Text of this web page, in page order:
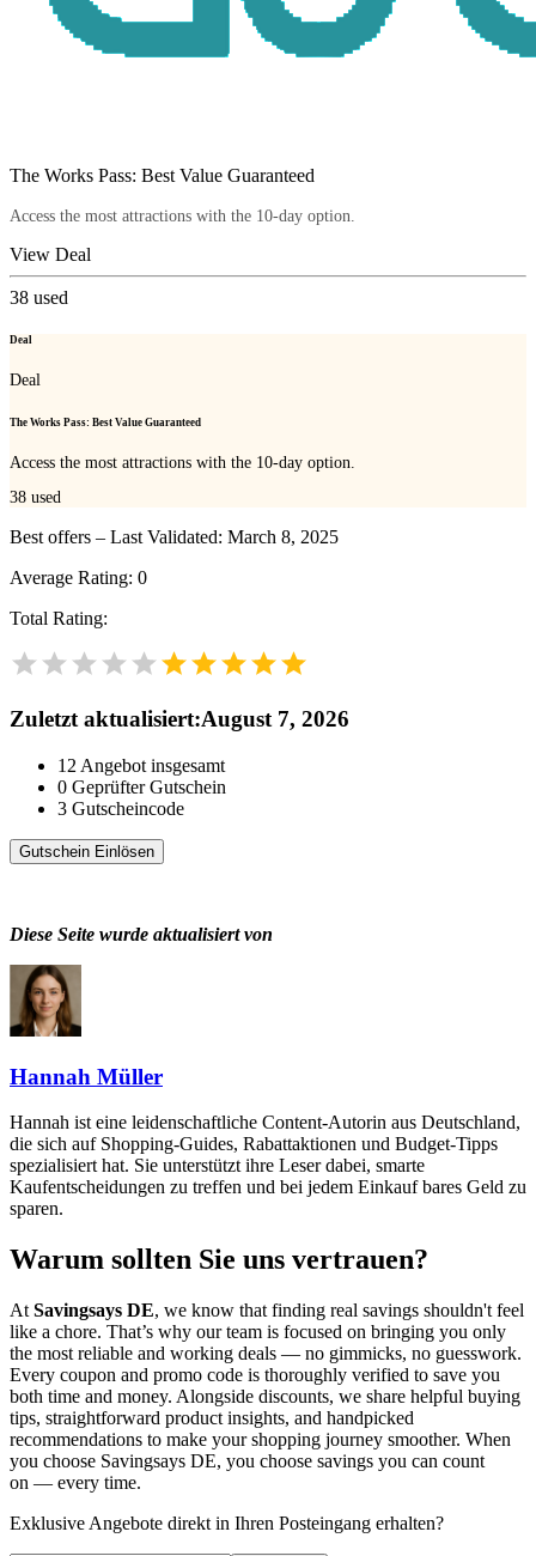
The Works Pass: Best Value Guaranteed
Access the most attractions with the 10-day option.
View Deal
38 used
Deal
Deal
The Works Pass: Best Value Guaranteed
Access the most attractions with the 10-day option.
38 used
Best offers – Last Validated: March 8, 2025
Average Rating: 0
Total Rating:
Zuletzt aktualisiert:August 7, 2026
12 Angebot insgesamt
0 Geprüfter Gutschein
3 Gutscheincode
Gutschein Einlösen
Diese Seite wurde aktualisiert von
Hannah Müller
Hannah ist eine leidenschaftliche Content-Autorin aus Deutschland,
die sich auf Shopping-Guides, Rabattaktionen und Budget-Tipps
spezialisiert hat. Sie unterstützt ihre Leser dabei, smarte
Kaufentscheidungen zu treffen und bei jedem Einkauf bares Geld zu
sparen.
Warum sollten Sie uns vertrauen?
At Savingsays DE, we know that finding real savings shouldn't feel
like a chore. That’s why our team is focused on bringing you only
the most reliable and working deals — no gimmicks, no guesswork.
Every coupon and promo code is thoroughly verified to save you
both time and money. Alongside discounts, we share helpful buying
tips, straightforward product insights, and handpicked
recommendations to make your shopping journey smoother. When
you choose Savingsays DE, you choose savings you can count
on — every time.
Exklusive Angebote direkt in Ihren Posteingang erhalten?